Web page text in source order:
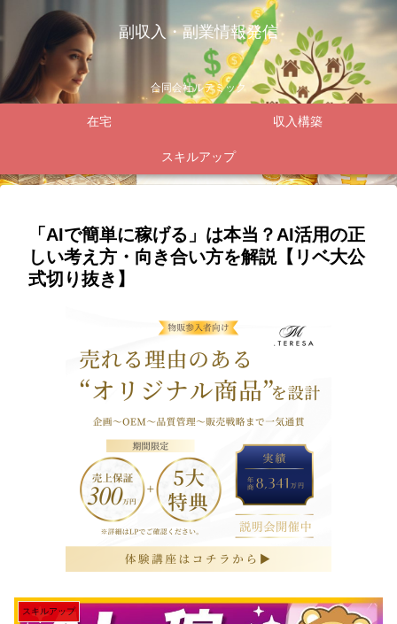
副収入・副業情報発信
合同会社ルテミック
在宅 収入構築
スキルアップ
「AIで簡単に稼げる」は本当？AI活用の正
しい考え方・向き合い方を解説【リベ大公
式切り抜き】
スキルアップ